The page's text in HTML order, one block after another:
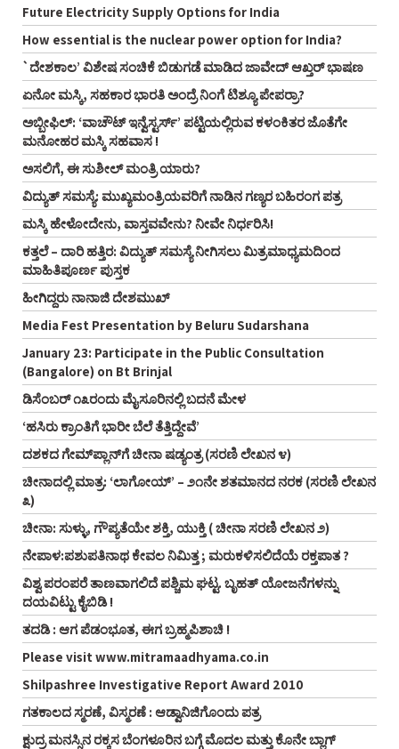
Future Electricity Supply Options for India
How essential is the nuclear power option for India?
`ದೇಶಕಾಲ’ ವಿಶೇಷ ಸಂಚಿಕೆ ಬಿಡುಗಡೆ ಮಾಡಿದ ಜಾವೇದ್ ಆಖ್ತರ್ ಭಾಷಣ
ಏನೋ ಮಸ್ಕಿ, ಸಹಕಾರ ಭಾರತಿ ಅಂದ್ರೆ ನಿಂಗೆ ಟಿಶ್ಯೂ ಪೇಪರ್ರಾ?
ಅಬ್ಬೀಫಿಲ್: ‘ವಾಚೌಟ್ ಇನ್ವೆಸ್ಟರ್ಸ್‌’ ಪಟ್ಟಿಯಲ್ಲಿರುವ ಕಳಂಕಿತರ ಜೊತೆಗೇ
ಮನೋಹರ ಮಸ್ಕಿ ಸಹವಾಸ !
ಅಸಲಿಗೆ, ಈ ಸುಶೀಲ್ ಮಂತ್ರಿ ಯಾರು?
ವಿದ್ಯುತ್ ಸಮಸ್ಯೆ: ಮುಖ್ಯಮಂತ್ರಿಯವರಿಗೆ ನಾಡಿನ ಗಣ್ಯರ ಬಹಿರಂಗ ಪತ್ರ
ಮಸ್ಕಿ ಹೇಳೋದೇನು, ವಾಸ್ತವವೇನು? ನೀವೇ ನಿರ್ಧರಿಸಿ!
ಕತ್ತಲೆ – ದಾರಿ ಹತ್ತಿರ: ವಿದ್ಯುತ್ ಸಮಸ್ಯೆ ನೀಗಿಸಲು ಮಿತ್ರಮಾಧ್ಯಮದಿಂದ
ಮಾಹಿತಿಪೂರ್ಣ ಪುಸ್ತಕ
ಹೀಗಿದ್ದರು ನಾನಾಜಿ ದೇಶಮುಖ್
Media Fest Presentation by Beluru Sudarshana
January 23: Participate in the Public Consultation
(Bangalore) on Bt Brinjal
ಡಿಸೆಂಬರ್ ೧೩ರಂದು ಮೈಸೂರಿನಲ್ಲಿ ಬದನೆ ಮೇಳ
‘ಹಸಿರು ಕ್ರಾಂತಿಗೆ ಭಾರೀ ಬೆಲೆ ತೆತ್ತಿದ್ದೇವೆ’
ದಶಕದ ಗೇಮ್‌ಪ್ಲಾನ್‌ಗೆ ಚೀನಾ ಷಡ್ಯಂತ್ರ (ಸರಣಿ ಲೇಖನ ೪)
ಚೀನಾದಲ್ಲಿ ಮಾತ್ರ: ‘ಲಾಗೋಯ್’ – ೨೧ನೇ ಶತಮಾನದ ನರಕ (ಸರಣಿ ಲೇಖನ
೩)
ಚೀನಾ: ಸುಳ್ಳು, ಗೌಪ್ಯತೆಯೇ ಶಕ್ತಿ, ಯುಕ್ತಿ ( ಚೀನಾ ಸರಣಿ ಲೇಖನ ೨)
ನೇಪಾಳ:ಪಶುಪತಿನಾಥ ಕೇವಲ ನಿಮಿತ್ತ ; ಮರುಕಳಿಸಲಿದೆಯೆ ರಕ್ತಪಾತ ?
ವಿಶ್ವ ಪರಂಪರೆ ತಾಣವಾಗಲಿದೆ ಪಶ್ಚಿಮ ಘಟ್ಟ. ಬೃಹತ್ ಯೋಜನೆಗಳನ್ನು
ದಯವಿಟ್ಟು ಕೈಬಿಡಿ !
ತದಡಿ : ಆಗ ಪೆಡಂಭೂತ, ಈಗ ಬ್ರಹ್ಮಪಿಶಾಚಿ !
Please visit www.mitramaadhyama.co.in
Shilpashree Investigative Report Award 2010
ಗತಕಾಲದ ಸ್ಮರಣೆ, ವಿಸ್ಮರಣೆ : ಆಡ್ವಾನಿಜಿಗೊಂದು ಪತ್ರ
ಕ್ಷುದ್ರ ಮನಸ್ಸಿನ ರಕ್ಕಸ ಬೆಂಗಳೂರಿನ ಬಗ್ಗೆ ಮೊದಲ ಮತ್ತು ಕೊನೇ ಬ್ಲಾಗ್